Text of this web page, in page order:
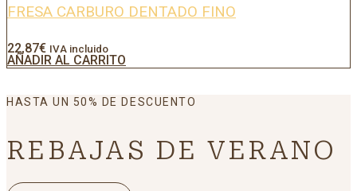
FRESA CARBURO DENTADO FINO
22,87€ IVA incluido
AÑADIR AL CARRITO
HASTA UN 50% DE DESCUENTO
REBAJAS DE VERANO